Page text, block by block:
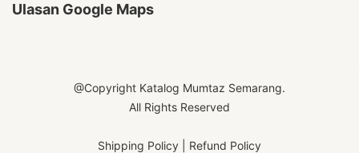
Ulasan Google Maps
@Copyright Katalog Mumtaz Semarang.
All Rights Reserved
Shipping Policy Refund Policy